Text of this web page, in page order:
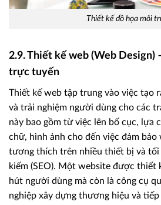
Thiết kế đồ họa môi
2.9. Thiết kế web (Web Design)
trực tuyến
Thiết kế web tập trung vào việc tạo
và trải nghiệm người dùng cho các
này bao gồm từ việc lên bố cục, lựa
chữ, hình ảnh cho đến việc đảm bảo
tương thích trên nhiều thiết bị và
kiếm (SEO). Một website được thiết
hút người dùng mà còn là công cụ
nghiệp xây dựng thương hiệu và